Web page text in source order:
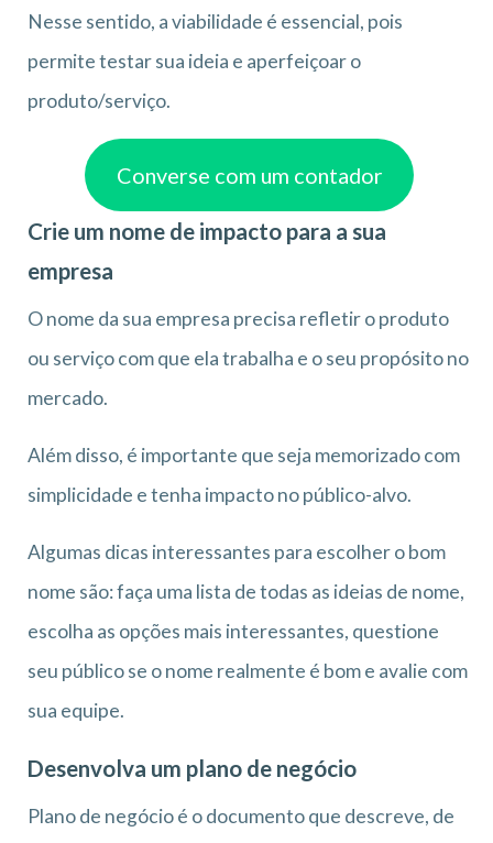
Nesse sentido, a viabilidade é essencial, pois
permite testar sua ideia e aperfeiçoar o
produto/serviço.
Converse com um contador
Crie um nome de impacto para a sua
empresa
O nome da sua empresa precisa refletir o produto
ou serviço com que ela trabalha e o seu propósito no
mercado.
Além disso, é importante que seja memorizado com
simplicidade e tenha impacto no público-alvo.
Algumas dicas interessantes para escolher o bom
nome são: faça uma lista de todas as ideias de nome,
escolha as opções mais interessantes, questione
seu público se o nome realmente é bom e avalie com
sua equipe.
Desenvolva um plano de negócio
Plano de negócio é o documento que descreve, de